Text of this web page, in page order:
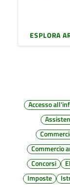
ESPLORA
Accesso
Commercio
Concorsi
Imposte